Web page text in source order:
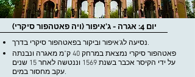
יום 4: אגרה - ג'איפור (ויה פאטהפור סיקרי)
נסיעה לג'איפור וביקור בפאטהפור סיקרי בדרך.
פאטהפור סיקרי נמצאת במרחק 40 ק"מ מאגרה ונבנתה
על ידי הקיסר אכבר בשנת 1569 וננטשה לאחר 15 שנים
עקב מחסור במים.